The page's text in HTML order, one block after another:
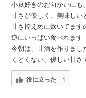
小豆好きのお向かいにも
甘さが優しく、美味しい
甘さ控えめに炊いてます
逆にいっぱい食べれます
今朝は、甘酒を作りまし
くどくない、優しい甘
役に立った 1